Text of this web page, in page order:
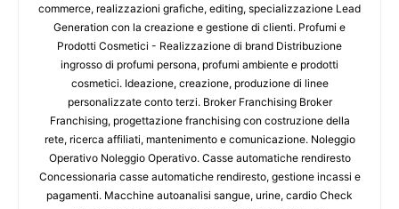
commerce, realizzazioni grafiche, editing, specializzazione Lead
Generation con la creazione e gestione di clienti. Profumi e
Prodotti Cosmetici - Realizzazione di brand Distribuzione
ingrosso di profumi persona, profumi ambiente e prodotti
cosmetici. Ideazione, creazione, produzione di linee
personalizzate conto terzi. Broker Franchising Broker
Franchising, progettazione franchising con costruzione della
rete, ricerca affiliati, mantenimento e comunicazione. Noleggio
Operativo Noleggio Operativo. Casse automatiche rendiresto
Concessionaria casse automatiche rendiresto, gestione incassi e
pagamenti. Macchine autoanalisi sangue, urine, cardio Check